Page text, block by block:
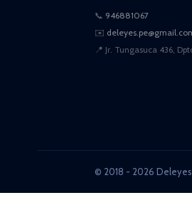
📞 946881067
✉️
📍 Jr. Tungasuca 436,
© 2018 - 2026